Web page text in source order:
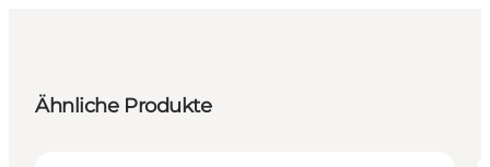
Ähnliche Produkte